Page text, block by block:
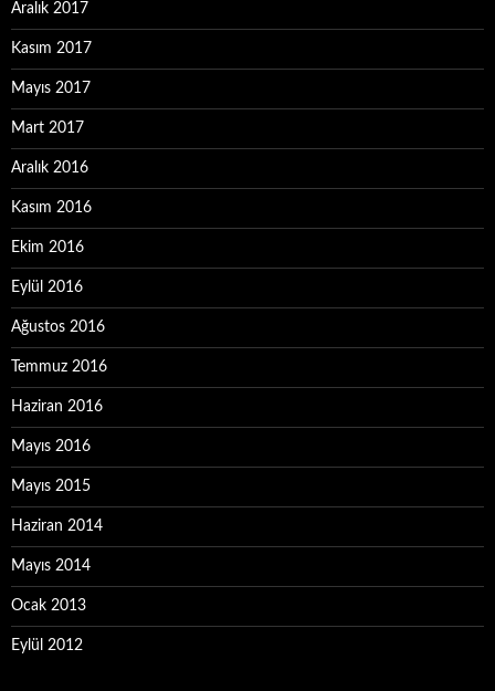
Aralık 2017
Kasım 2017
Mayıs 2017
Mart 2017
Aralık 2016
Kasım 2016
Ekim 2016
Eylül 2016
Ağustos 2016
Temmuz 2016
Haziran 2016
Mayıs 2016
Mayıs 2015
Haziran 2014
Mayıs 2014
Ocak 2013
Eylül 2012